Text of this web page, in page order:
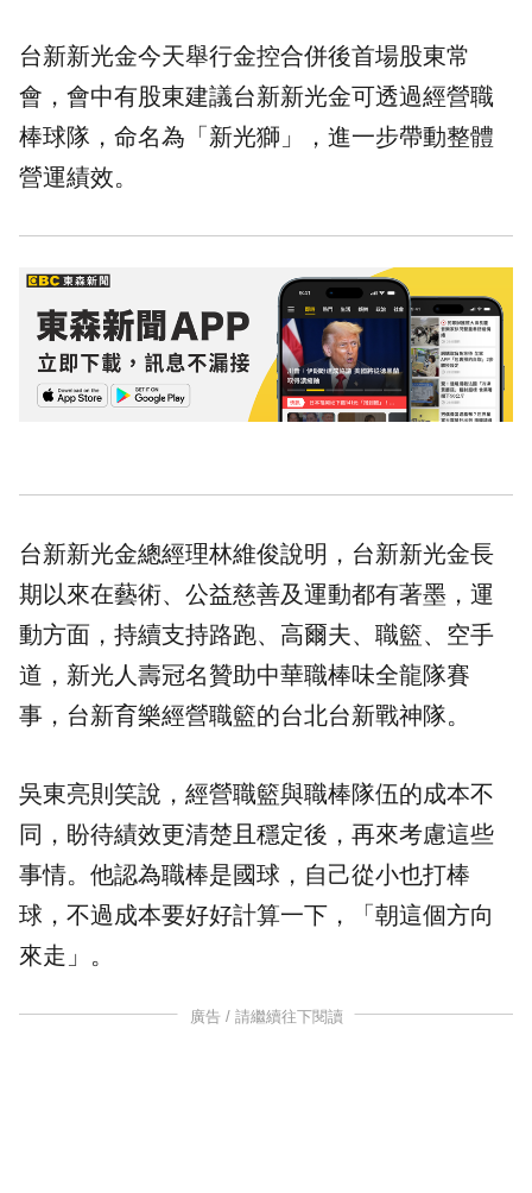
台新新光金今天舉行金控合併後首場股東常
會，會中有股東建議台新新光金可透過經營職
棒球隊，命名為「新光獅」，進一步帶動整體
營運績效。
台新新光金總經理林維俊說明，台新新光金長
期以來在藝術、公益慈善及運動都有著墨，運
動方面，持續支持路跑、高爾夫、職籃、空手
道，新光人壽冠名贊助中華職棒味全龍隊賽
事，台新育樂經營職籃的台北台新戰神隊。
吳東亮則笑說，經營職籃與職棒隊伍的成本不
同，盼待績效更清楚且穩定後，再來考慮這些
事情。他認為職棒是國球，自己從小也打棒
球，不過成本要好好計算一下，「朝這個方向
來走」。
廣告 / 請繼續往下閱讀